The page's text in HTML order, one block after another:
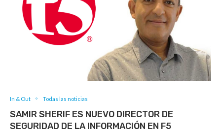
In & Out Todas las noticias
SAMIR SHERIF ES NUEVO DIRECTOR DE
SEGURIDAD DE LA INFORMACIÓN EN F5